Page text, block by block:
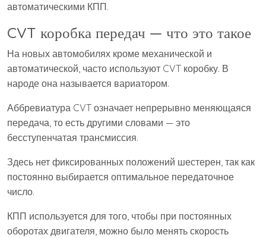
автоматическими КПП.
CVT коробка передач — что это такое
На новых автомобилях кроме механической и
автоматической, часто используют CVT коробку. В
народе она называется вариатором.
Аббревиатура CVT означает непрерывно меняющаяся
передача, то есть другими словами — это
бесступенчатая трансмиссия.
Здесь нет фиксированных положений шестерен, так как
постоянно выбирается оптимальное передаточное
число.
КПП используется для того, чтобы при постоянных
оборотах двигателя, можно было менять скорость